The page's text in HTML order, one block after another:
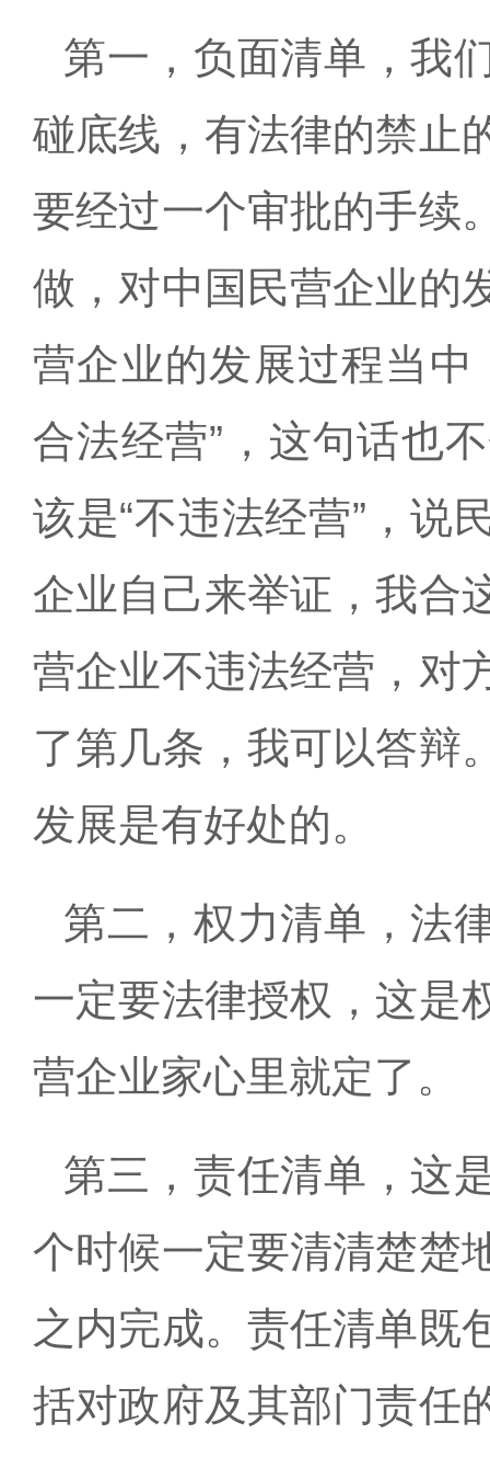
第一，负面清单，我
碰底线，有法律的禁止
要经过一个审批的手续
做，对中国民营企业的
营企业的发展过程当中
合法经营”，这句话也
该是“不违法经营”，说
企业自己来举证，我合
营企业不违法经营，对
了第几条，我可以答辩
发展是有好处的。
第二，权力清单，法
一定要法律授权，这是
营企业家心里就定了。
第三，责任清单，这
个时候一定要清清楚楚
之内完成。责任清单既
括对政府及其部门责任